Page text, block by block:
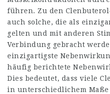
führen. Zu den
auch solche, die als
gelten und mit anderen
Verbindung gebracht
einzigartigste
häufig berichtete
Dies bedeutet, dass viele
in unterschiedlichem